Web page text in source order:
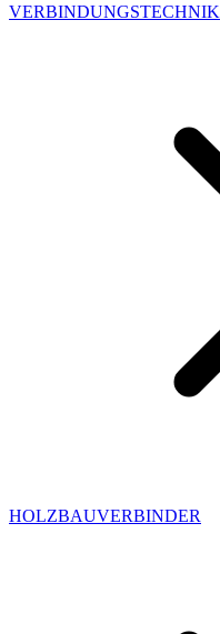
VERBINDUNGSTECHNIK
HOLZBAUVERBINDER